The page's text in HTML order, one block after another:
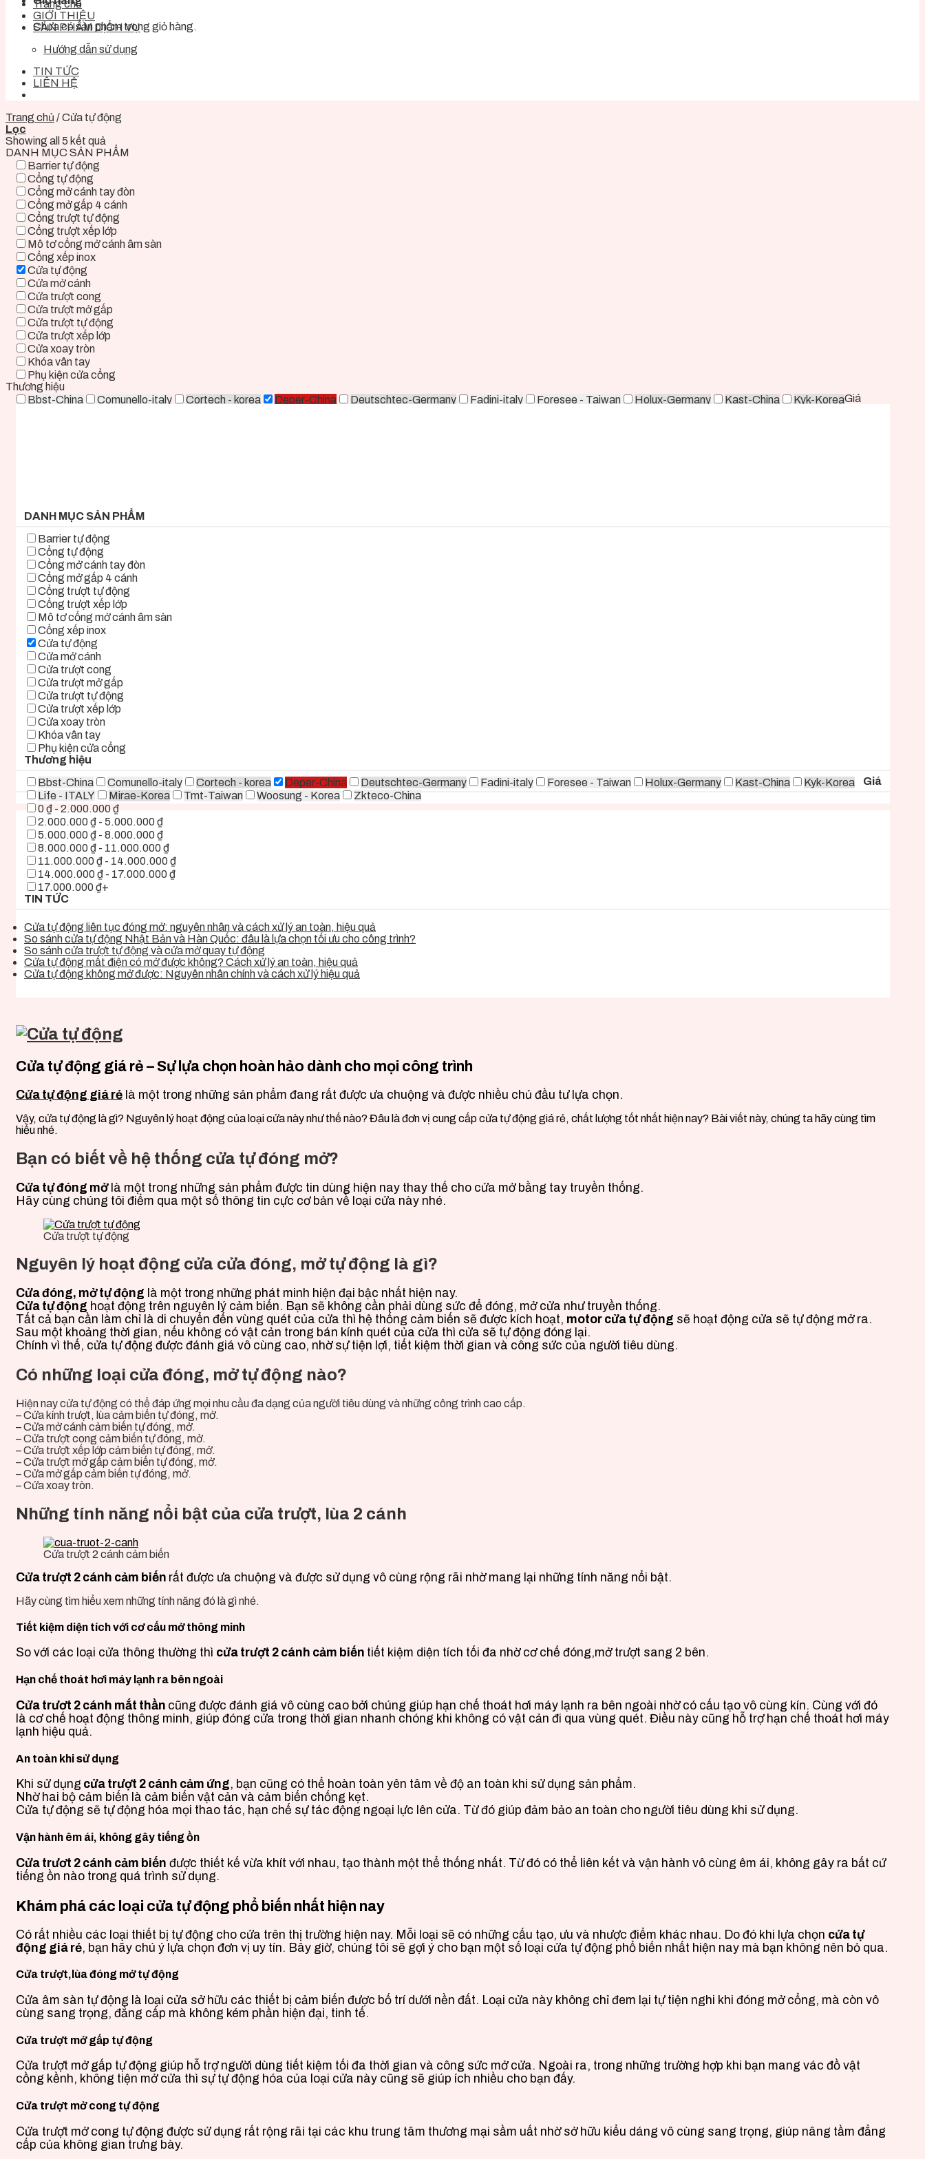
Chưa có sản phẩm trong giỏ hàng.
Trang chủ
GIỚI THIỆU
SẢN PHẨM DỊCH VỤ
Hướng dẫn sử dụng
TIN TỨC
LIÊN HỆ
Trang chủ /Cửa tự động
Lọc
Showing all 5 kết quả
DANH MỤC SẢN PHẨM
Barrier tự động
Cổng tự động
Cổng mở cánh tay đòn
Cổng mở gấp 4 cánh
Cổng trượt tự động
Cổng trượt xếp lớp
Mô tơ cổng mở cánh âm sàn
Cổng xếp inox
Cửa tự động
Cửa mở cánh
Cửa trượt cong
Cửa trượt mở gấp
Cửa trượt tự động
Cửa trượt xếp lớp
Cửa xoay tròn
Khóa vân tay
Phụ kiện cửa cổng
Thương hiệu
Bbst-China
Comunello-italy Cortech - korea Deper-China Deutschtec-Germany Fadini-italy Foresee - Taiwan Holux-Germany Kast-China
Kyk-KoreaGiá
DANH MỤC SẢN PHẨM
Barrier tự động
Cổng tự động
Cổng mở cánh tay đòn
Cổng mở gấp 4 cánh
Cổng trượt tự động
Cổng trượt xếp lớp
Mô tơ cổng mở cánh âm sàn
Cổng xếp inox
Cửa tự động
Cửa mở cánh
Cửa trượt cong
Cửa trượt mở gấp
Cửa trượt tự động
Cửa trượt xếp lớp
Cửa xoay tròn
Khóa vân tay
Phụ kiện cửa cổng
Thương hiệu
Bbst-China
Comunello-italy Cortech - korea Deper-China Deutschtec-Germany Fadini-italy Foresee - Taiwan Holux-Germany Kast-China
Kyk-Korea
Life - ITALY
Mirae-Korea Tmt-Taiwan Woosung - Korea Zkteco-China
Giá
0 ₫ - 2.000.000 ₫
2.000.000 ₫ - 5.000.000 ₫
5.000.000 ₫ - 8.000.000 ₫
8.000.000 ₫ - 11.000.000 ₫
11.000.000 ₫ - 14.000.000 ₫
14.000.000 ₫ - 17.000.000 ₫
17.000.000 ₫+
TIN TỨC
Cửa tự động liên tục đóng mở: nguyên nhân và cách xử lý an toàn, hiệu quả
So sánh cửa tự động Nhật Bản và Hàn Quốc: đâu là lựa chọn tối ưu cho công trình?
So sánh cửa trượt tự động và cửa mở quay tự động
Cửa tự động mất điện có mở được không? Cách xử lý an toàn, hiệu quả
Cửa tự động không mở được: Nguyên nhân chính và cách xử lý hiệu quả
Cửa tự động giá rẻ – Sự lựa chọn hoàn hảo dành cho mọi công trình
Cửa tự động giá rẻ là một trong những sản phẩm đang rất được ưa chuộng và được nhiều chủ đầu tư lựa chọn.
Vậy, cửa tự động là gì? Nguyên lý hoạt động của loại cửa này như thế nào? Đâu là đơn vị cung cấp cửa tự động giá rẻ, chất lượng tốt nhất hiện nay? Bài viết này, chúng ta hãy cùng tìm
hiểu nhé.
Bạn có biết về hệ thống cửa tự đóng mở?
Cửa tự đóng mởlà một trong những sản phẩm được tin dùng hiện nay thay thế cho cửa mở bằng tay truyền thống.
Hãy cùng chúng tôi điểm qua một số thông tin cực cơ bản về loại cửa này nhé.
Cửa trượt tự động
Nguyên lý hoạt động cửa cửa đóng, mở tự động là gì?
Cửa đóng, mở tự động là một trong những phát minh hiện đại bậc nhất hiện nay.
Cửa tự động hoạt động trên nguyên lý cảm biến. Bạn sẽ không cần phải dùng sức để đóng, mở cửa như truyền thống.
Tất cả bạn cần làm chỉ là di chuyển đến vùng quét của cửa thì hệ thống cảm biến sẽ được kích hoạt, motor cửa tự động sẽ hoạt động cửa sẽ tự động mở ra.
Sau một khoảng thời gian, nếu không có vật cản trong bán kính quét của cửa thì cửa sẽ tự động đóng lại.
Chính vì thế, cửa tự động được đánh giá vô cùng cao, nhờ sự tiện lợi, tiết kiệm thời gian và công sức của người tiêu dùng.
Có những loại cửa đóng, mở tự động nào?
Hiện nay cửa tự động có thể đáp ứng mọi nhu cầu đa dạng của người tiêu dùng và những công trình cao cấp.
– Cửa kính trượt, lùa cảm biến tự đóng, mở.
– Cửa mở cánh cảm biến tự đóng, mở.
– Cửa trượt cong cảm biến tự đóng, mở.
– Cửa trượt xếp lớp cảm biến tự đóng, mở.
– Cửa trượt mở gấp cảm biến tự đóng, mở.
– Cửa mở gấp cảm biến tự đóng, mở.
– Cửa xoay tròn.
Những tính năng nổi bật của cửa trượt, lùa 2 cánh
Cửa trượt 2 cánh cảm biến
Cửa trượt 2 cánh cảm biến rất được ưa chuộng và được sử dụng vô cùng rộng rãi nhờ mang lại những tính năng nổi bật.
Hãy cùng tìm hiểu xem những tính năng đó là gì nhé.
Tiết kiệm diện tích với cơ cấu mở thông minh
So với các loại cửa thông thường thì cửa trượt 2 cánh cảm biến tiết kiệm diện tích tối đa nhờ cơ chế đóng,mở trượt sang 2 bên.
Hạn chế thoát hơi máy lạnh ra bên ngoài
Cửa trươt 2 cánh mắt thần cũng được đánh giá vô cùng cao bởi chúng giúp hạn chế thoát hơi máy lạnh ra bên ngoài nhờ có cấu tạo vô cùng kín. Cùng với đó
là cơ chế hoạt động thông minh, giúp đóng cửa trong thời gian nhanh chóng khi không có vật cản đi qua vùng quét. Điều này cũng hỗ trợ hạn chế thoát hơi máy
lạnh hiệu quả.
An toàn khi sử dụng
Khi sử dụng cửa trượt 2 cánh cảm ứng, bạn cũng có thể hoàn toàn yên tâm về độ an toàn khi sử dụng sản phẩm.
Nhờ hai bộ cảm biến là cảm biến vật cản và cảm biến chống kẹt.
Cửa tự động sẽ tự động hóa mọi thao tác, hạn chế sự tác động ngoại lực lên cửa. Từ đó giúp đảm bảo an toàn cho người tiêu dùng khi sử dụng.
Vận hành êm ái, không gây tiếng ồn
Cửa trươt 2 cánh cảm biến được thiết kế vừa khít với nhau, tạo thành một thể thống nhất. Từ đó có thể liên kết và vận hành vô cùng êm ái, không gây ra bất cứ
tiếng ồn nào trong quá trình sử dụng.
Khám phá các loại cửa tự động phổ biến nhất hiện nay
Có rất nhiều các loại thiết bị tự động cho cửa trên thị trường hiện nay. Mỗi loại sẽ có những cấu tạo, ưu và nhược điểm khác nhau. Do đó khi lựa chọn cửa tự
động giá rẻ, bạn hãy chú ý lựa chọn đơn vị uy tín. Bây giờ, chúng tôi sẽ gợi ý cho bạn một số loại cửa tự động phổ biến nhất hiện nay mà bạn không nên bỏ qua.
Cửa trượt,lùa đóng mở tự động
Cửa âm sàn tự động là loại cửa sở hữu các thiết bị cảm biến được bố trí dưới nền đất. Loại cửa này không chỉ đem lại tự tiện nghi khi đóng mở cổng, mà còn vô
cùng sang trọng, đẳng cấp mà không kém phần hiện đại, tinh tế.
Cửa trượt mở gấp tự động
Cửa trượt mở gấp tự động giúp hỗ trợ người dùng tiết kiệm tối đa thời gian và công sức mở cửa. Ngoài ra, trong những trường hợp khi bạn mang vác đồ vật
cồng kềnh, không tiện mở cửa thì sự tự động hóa của loại cửa này cũng sẽ giúp ích nhiều cho bạn đấy.
Cửa trượt mở cong tự động
Cửa trượt mở cong tự động được sử dụng rất rộng rãi tại các khu trung tâm thương mại sầm uất nhờ sở hữu kiểu dáng vô cùng sang trọng, giúp nâng tầm đẳng
cấp của không gian trưng bày.